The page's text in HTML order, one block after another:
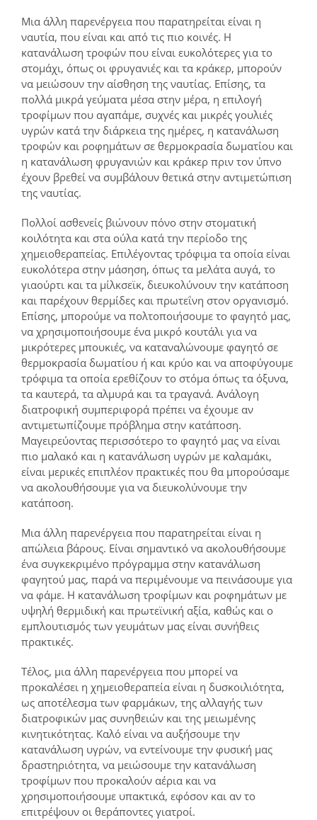
Μια άλλη παρενέργεια που παρατηρείται είναι η
ναυτία, που είναι και από τις πιο κοινές. Η
κατανάλωση τροφών που είναι ευκολότερες για το
στομάχι, όπως οι φρυγανιές και τα κράκερ, μπορούν
να μειώσουν την αίσθηση της ναυτίας. Επίσης, τα
πολλά μικρά γεύματα μέσα στην μέρα, η επιλογή
τροφίμων που αγαπάμε, συχνές και μικρές γουλιές
υγρών κατά την διάρκεια της ημέρες, η κατανάλωση
τροφών και ροφημάτων σε θερμοκρασία δωματίου και
η κατανάλωση φρυγανιών και κράκερ πριν τον ύπνο
έχουν βρεθεί να συμβάλουν θετικά στην αντιμετώπιση
της ναυτίας.
Πολλοί ασθενείς βιώνουν πόνο στην στοματική
κοιλότητα και στα ούλα κατά την περίοδο της
χημειοθεραπείας. Επιλέγοντας τρόφιμα τα οποία είναι
ευκολότερα στην μάσηση, όπως τα μελάτα αυγά, το
γιαούρτι και τα μίλκσεϊκ, διευκολύνουν την κατάποση
και παρέχουν θερμίδες και πρωτεΐνη στον οργανισμό.
Επίσης, μπορούμε να πολτοποιήσουμε το φαγητό μας,
να χρησιμοποιήσουμε ένα μικρό κουτάλι για να
μικρότερες μπουκιές, να καταναλώνουμε φαγητό σε
θερμοκρασία δωματίου ή και κρύο και να αποφύγουμε
τρόφιμα τα οποία ερεθίζουν το στόμα όπως τα όξυνα,
τα καυτερά, τα αλμυρά και τα τραγανά. Ανάλογη
διατροφική συμπεριφορά πρέπει να έχουμε αν
αντιμετωπίζουμε πρόβλημα στην κατάποση.
Μαγειρεύοντας περισσότερο το φαγητό μας να είναι
πιο μαλακό και η κατανάλωση υγρών με καλαμάκι,
είναι μερικές επιπλέον πρακτικές που θα μπορούσαμε
να ακολουθήσουμε για να διευκολύνουμε την
κατάποση.
Μια άλλη παρενέργεια που παρατηρείται είναι η
απώλεια βάρους. Είναι σημαντικό να ακολουθήσουμε
ένα συγκεκριμένο πρόγραμμα στην κατανάλωση
φαγητού μας, παρά να περιμένουμε να πεινάσουμε για
να φάμε. Η κατανάλωση τροφίμων και ροφημάτων με
υψηλή θερμιδική και πρωτεϊνική αξία, καθώς και ο
εμπλουτισμός των γευμάτων μας είναι συνήθεις
πρακτικές.
Τέλος, μια άλλη παρενέργεια που μπορεί να
προκαλέσει η χημειοθεραπεία είναι η δυσκοιλιότητα,
ως αποτέλεσμα των φαρμάκων, της αλλαγής των
διατροφικών μας συνηθειών και της μειωμένης
κινητικότητας. Καλό είναι να αυξήσουμε την
κατανάλωση υγρών, να εντείνουμε την φυσική μας
δραστηριότητα, να μειώσουμε την κατανάλωση
τροφίμων που προκαλούν αέρια και να
χρησιμοποιήσουμε υπακτικά, εφόσον και αν το
επιτρέψουν οι θεράποντες γιατροί.